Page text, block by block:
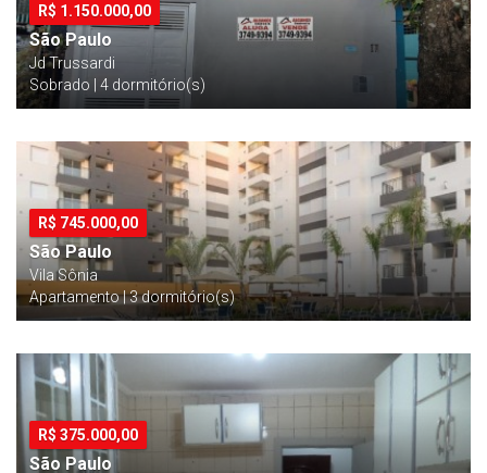
R$ 1.150.000,00
São Paulo
Jd Trussardi
Sobrado | 4 dormitório(s)
R$ 745.000,00
São Paulo
Vila Sônia
Apartamento | 3 dormitório(s)
R$ 375.000,00
São Paulo